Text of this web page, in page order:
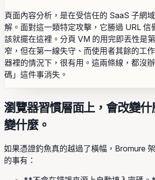
頁面內容分析，是在受信任的 SaaS 子網
解。面對這一類特定攻擊，它勝過 URL 信
該就擺在這裡。分頁 VM 的用完即丟性是
窄，但在第一線失守、而使用者其餘的工
器裡的情況下，很有用。這兩條線，都沒
碼」這件事消失。
瀏覽器習慣層面上，會改變
變什麼。
如果憑證釣魚真的越過了橫幅，Bromure
的事有：